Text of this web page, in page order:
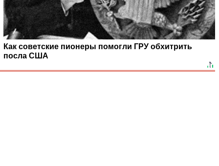
Как советские пионеры помогли ГРУ обхитрить
посла США